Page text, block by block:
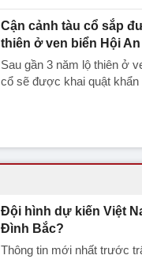
Cận cảnh tàu cổ sắp
thiên ở ven biển Hội An
Sau gần 3 năm lộ thiên ở
cổ sẽ được khai quật khẩn
Đội hình dự kiến Việt
Đình Bắc?
Thông tin mới nhất trước